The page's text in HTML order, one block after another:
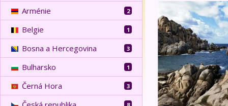
Arménie 2
Belgie 1
Bosna a Hercegovina 3
Bulharsko 1
Černá Hora 3
Smaragdová